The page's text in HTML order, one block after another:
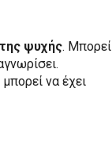
ψυχής. Μπορεί
να έχει